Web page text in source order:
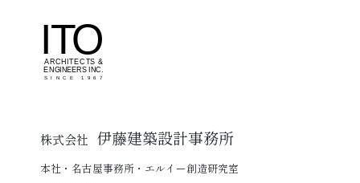
株式会社 伊藤建築設計事務所
本社・名古屋事務所・エルイー創造研究室